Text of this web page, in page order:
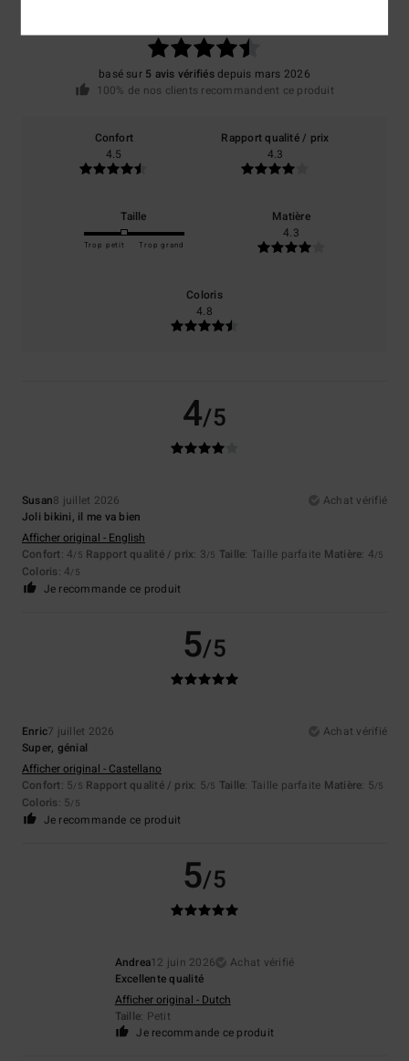
basé sur 5 avis vérifiésdepuis mars 2026
100% de nos clients recommandent ce produit
Confort
4.5
Rapport qualité / prix
4.3
Taille
Trop petit Trop grand
Matière
4.3
Coloris
4.8
4/5
Susan8 juillet 2026
Achat vérifié
Joli bikini, il me va bien
Afficher original - English
Confort: 4/5 Rapport qualité / prix: 3/5 Taille: Taille parfaite Matière: 4/5
Coloris: 4/5
Je recommande ce produit
5/5
Enric7 juillet 2026
Achat vérifié
Super, génial
Afficher original - Castellano
Confort: 5/5 Rapport qualité / prix: 5/5 Taille: Taille parfaite Matière: 5/5
Coloris: 5/5
Je recommande ce produit
5/5
Andrea12 juin 2026
Achat vérifié
Excellente qualité
Afficher original - Dutch
Taille: Petit
Je recommande ce produit